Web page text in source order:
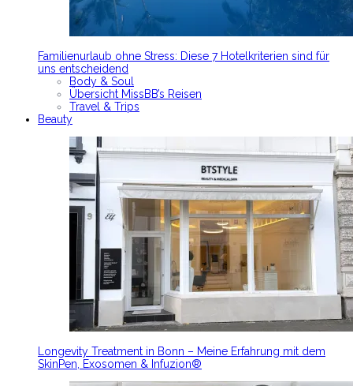
Familienurlaub ohne Stress: Diese 7 Hotelkriterien sind für
uns entscheidend
Body & Soul
Übersicht MissBB’s Reisen
Travel & Trips
Beauty
Longevity Treatment in Bonn – Meine Erfahrung mit dem
SkinPen, Exosomen & Infuzion®